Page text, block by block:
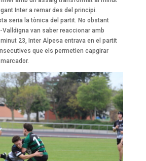
Inter a remar des del principi.
seria la tònica del partit. No obstant
Valldigna van saber reaccionar amb
23, Inter Alpesa entrava en el partit
que els permetien capgirar